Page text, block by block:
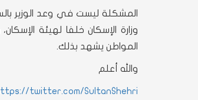
المشكلة ليست في وعد الوزير
وزارة الإسكان خلفا لهيئة
المواطن يشهد بذلك.
والله أعلم
twitter.com/SultanShehri